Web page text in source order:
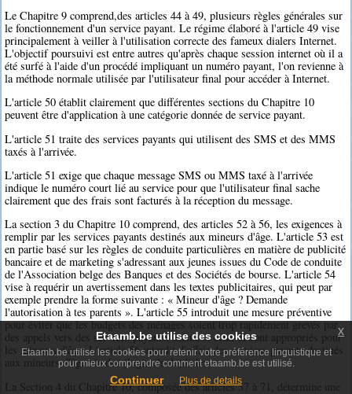
Le Chapitre 9 comprend,des articles 44 à 49, plusieurs règles générales sur
le fonctionnement d'un service payant. Le régime élaboré à l'article 49 vise
principalement à veiller à l'utilisation correcte des fameux dialers Internet.
L'objectif poursuivi est entre autres qu'après chaque session internet où il a
été surfé à l'aide d'un procédé impliquant un numéro payant, l'on revienne à
la méthode normale utilisée par l'utilisateur final pour accéder à Internet.
L'article 50 établit clairement que différentes sections du Chapitre 10
peuvent être d'application à une catégorie donnée de service payant.
L'article 51 traite des services payants qui utilisent des SMS et des MMS
taxés à l'arrivée.
L'article 51 exige que chaque message SMS ou MMS taxé à l'arrivée
indique le numéro court lié au service pour que l'utilisateur final sache
clairement que des frais sont facturés à la réception du message.
La section 3 du Chapitre 10 comprend, des articles 52 à 56, les exigences à
remplir par les services payants destinés aux mineurs d'âge. L'article 53 est
en partie basé sur les règles de conduite particulières en matière de publicité
bancaire et de marketing s'adressant aux jeunes issues du Code de conduite
de l'Association belge des Banques et des Sociétés de bourse. L'article 54
vise à requérir un avertissement dans les textes publicitaires, qui peut par
exemple prendre la forme suivante : « Mineur d'âge ? Demande
l'autorisation à tes parents ». L'article 55 introduit une mesure préventive
pour éviter que les budgets des ménages soient trop rapidement grevés par
des appels vers des services payants, même si ceux-ci sont appropriés pour
les mineurs d'âge. L'article 56 interdit d'offrir des services payants destinés
aux mineurs d'âge via des (logiciels de)dialers.
La Section 4 du Chapitre 10, composée des articles 57 à 71, détermine une
Etaamb.be utilise des cookies
Etaamb.be utilise les cookies pour retenir votre préférence linguistique et
pour mieux comprendre comment etaamb.be est utilisé.
Continuer Plus de details
x